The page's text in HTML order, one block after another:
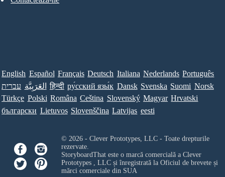
English Español Français Deutsch Italiana Nederlands Português
עברית العَرَبِيَّة हिन्दी ру́сский язы́к Dansk Svenska Suomi Norsk
Türkçe Polski Româna Ceština Slovenský Magyar Hrvatski
български Lietuvos Slovenščina Latvijas eesti
© 2026 - Clever Prototypes, LLC - Toate drepturile
rezervate.
StoryboardThat este o marcă comercială a Clever
Prototypes , LLCși înregistrată la Oficiul de brevete și
mărci comerciale din SUA